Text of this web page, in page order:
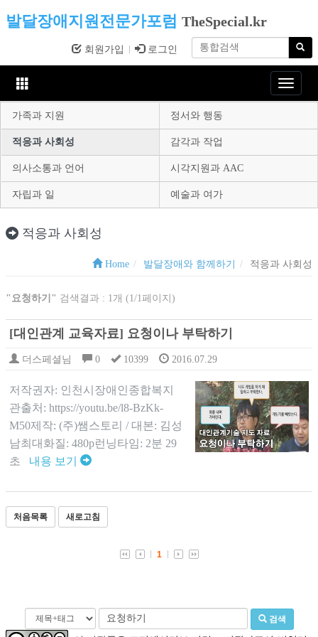
발달장애지원전문가포럼 TheSpecial.kr
회원가입 로그인
Toggle
가족과 지원
정서와 행동
적응과 사회성 감각과 작업
의사소통과 언어 시각지원과 AAC
자립과 일 예술과 여가
적응과 사회성
Home 발달장애와 함께하기 적응과 사회성
"요청하기" 검색결과 : 1개 (1/1페이지)
[대인관계 교육자료] 요청이나 부탁하기
더스페셜님 0 10399 2016.07.29
저작권자: 인천시장애인종합복지
관출처: https://youtu.be/l8-BzKk-
M50제작: (주)쌤스토리 / 대본: 김성
남최대화질: 480p런닝타임: 2분 29
초 내용 보기
처음목록 새로고침
1
검색